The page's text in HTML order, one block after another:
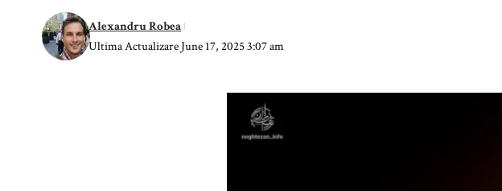
Ultima Actualizare June 17, 2025 3:07 am
Alexandru Robea